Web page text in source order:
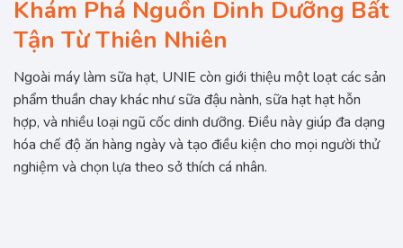
Khám Phá Nguồn Dinh Dưỡng Bất
Tận Từ Thiên Nhiên
Ngoài máy làm sữa hạt, UNIE còn giới thiệu một loạt các sản
phẩm thuần chay khác như sữa đậu nành, sữa hạt hạt hỗn
hợp, và nhiều loại ngũ cốc dinh dưỡng. Điều này giúp đa dạng
hóa chế độ ăn hàng ngày và tạo điều kiện cho mọi người thử
nghiệm và chọn lựa theo sở thích cá nhân.